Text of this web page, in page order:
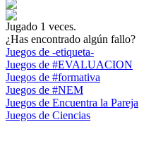
Jugado 1 veces.
¿Has encontrado algún fallo?
Juegos de -etiqueta-
Juegos de #EVALUACION
Juegos de #formativa
Juegos de #NEM
Juegos de Encuentra la Pareja
Juegos de Ciencias